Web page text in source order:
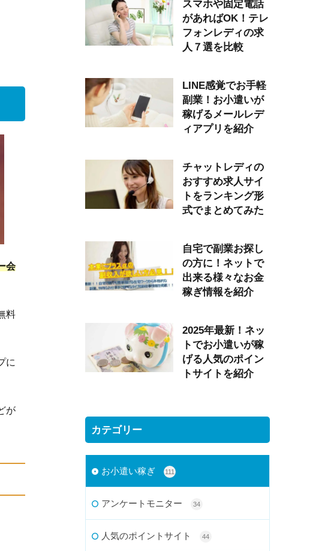
会
料
に
が
スマホや固定電話
があればOK！テレ
フォンレディの求
人７選を比較
LINE感覚でお手軽
副業！お小遣いが
稼げるメールレデ
ィアプリを紹介
チャットレディの
おすすめ求人サイ
トをランキング形
式でまとめてみた
自宅で副業お探し
の方に！ネットで
出来る様々なお金
稼ぎ情報を紹介
2025年最新！ネッ
トでお小遣いが稼
げる人気のポイン
トサイトを紹介
カテゴリー
お小遣い稼ぎ 111
アンケートモニター 34
人気のポイントサイト 44